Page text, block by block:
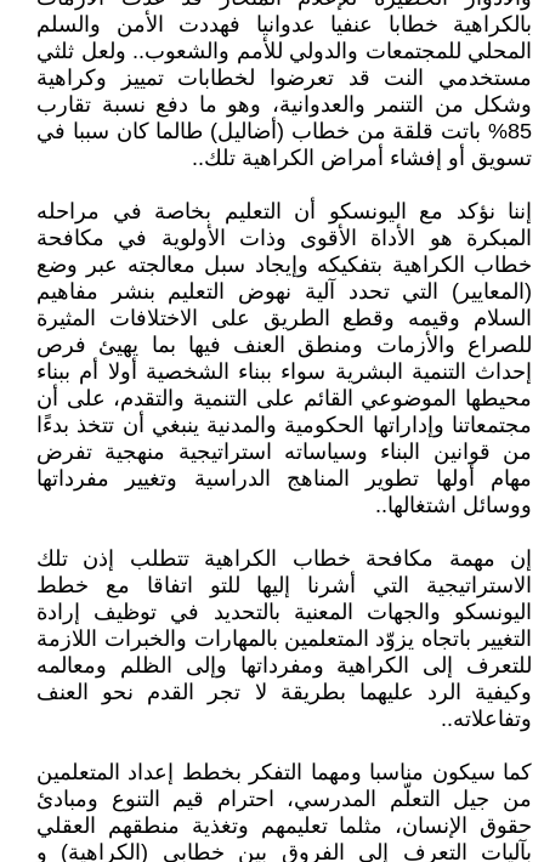
بالكراهية خطابا عنفيا عدوانيا فهددت الأمن والسلم
المحلي للمجتمعات والدولي للأمم والشعوب.. ولعل ثلثي
مستخدمي النت قد تعرضوا لخطابات تمييز وكراهية
وشكل من التنمر والعدوانية، وهو ما دفع نسبة تقارب
85% باتت قلقة من خطاب (أضاليل) طالما كان سببا في
تسويق أو إفشاء أمراض الكراهية تلك..
إننا نؤكد مع اليونسكو أن التعليم بخاصة في مراحله
المبكرة هو الأداة الأقوى وذات الأولوية في مكافحة
خطاب الكراهية بتفكيكه وإيجاد سبل معالجته عبر وضع
(المعايير) التي تحدد آلية نهوض التعليم بنشر مفاهيم
السلام وقيمه وقطع الطريق على الاختلافات المثيرة
للصراع والأزمات ومنطق العنف فيها بما يهيئ فرص
إحداث التنمية البشرية سواء ببناء الشخصية أولا أم ببناء
محيطها الموضوعي القائم على التنمية والتقدم، على أن
مجتمعاتنا وإداراتها الحكومية والمدنية ينبغي أن تتخذ بدءًا
من قوانين البناء وسياساته استراتيجية منهجية تفرض
مهام أولها تطوير المناهج الدراسية وتغيير مفرداتها
ووسائل اشتغالها..
إن مهمة مكافحة خطاب الكراهية تتطلب إذن تلك
الاستراتيجية التي أشرنا إليها للتو اتفاقا مع خطط
اليونسكو والجهات المعنية بالتحديد في توظيف إرادة
التغيير باتجاه يزوّد المتعلمين بالمهارات والخبرات اللازمة
للتعرف إلى الكراهية ومفرداتها وإلى الظلم ومعالمه
وكيفية الرد عليهما بطريقة لا تجر القدم نحو العنف
وتفاعلاته..
كما سيكون مناسبا ومهما التفكر بخطط إعداد المتعلمين
من جيل التعلّم المدرسي، احترام قيم التنوع ومبادئ
حقوق الإنسان، مثلما تعليمهم وتغذية منطقهم العقلي
بآليات التعرف إلى الفروق بين خطابي (الكراهية) و